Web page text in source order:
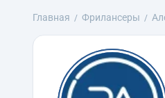
Главная Фрилансеры